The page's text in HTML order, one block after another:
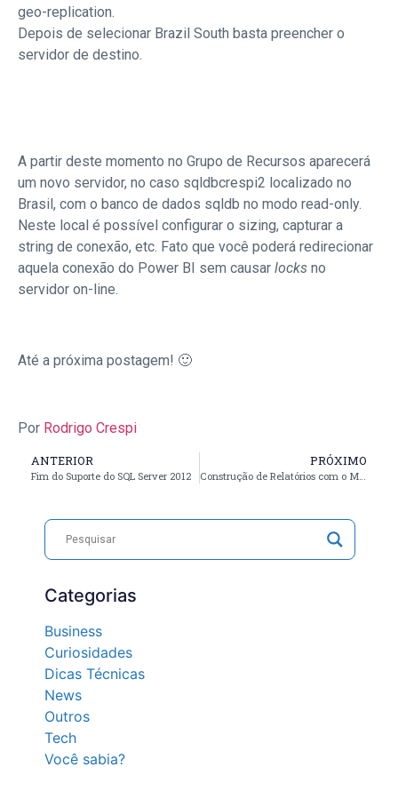
geo-replication.
Depois de selecionar Brazil South basta preencher o
servidor de destino.
A partir deste momento no Grupo de Recursos aparecerá
um novo servidor, no caso sqldbcrespi2 localizado no
Brasil, com o banco de dados sqldb no modo read-only.
Neste local é possível configurar o sizing, capturar a
string de conexão, etc. Fato que você poderá redirecionar
aquela conexão do Power BI sem causar locks no
servidor on-line.
Até a próxima postagem! 🙂
Por Rodrigo Crespi
ANTERIOR
Fim do Suporte do SQL Server 2012
PRÓXIMO
Construção de Relatórios com o Microsoft Power BI Report Builder
Categorias
Business
Curiosidades
Dicas Técnicas
News
Outros
Tech
Você sabia?